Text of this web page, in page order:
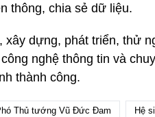
thông, chia sẻ dữ liệu.
xây dựng, phát triển, thử
nghệ thông tin và
thành công.
Thủ tướng Vũ Đức Đam Hệ